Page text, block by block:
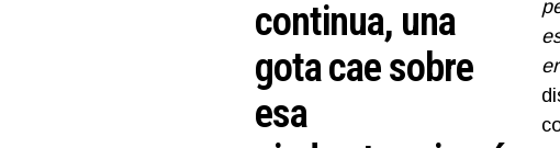
continua, una
gota cae sobre
esa